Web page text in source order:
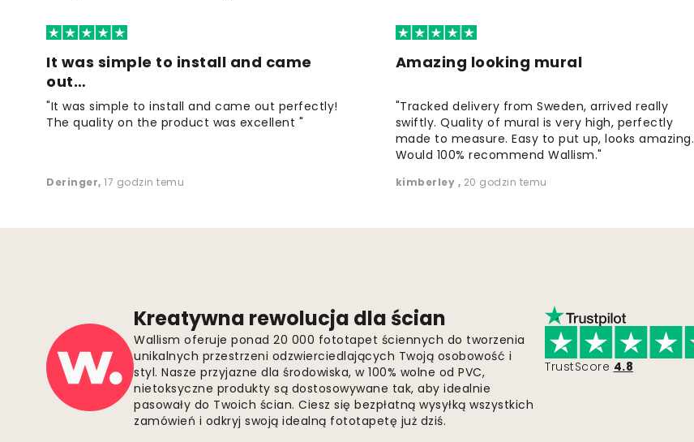
It was simple to install and came
out…
"It was simple to install and came out perfectly!
The quality on the product was excellent "
Deringer, 17 godzin temu
Amazing looking mural
"Tracked delivery from Sweden, arrived really
swiftly. Quality of mural is very high, perfectly
made to measure. Easy to put up, looks amazing.
Would 100% recommend Wallism."
kimberley , 20 godzin temu
Kreatywna rewolucja dla ścian
Wallism oferuje ponad 20 000 fototapet ściennych do tworzenia
unikalnych przestrzeni odzwierciedlających Twoją osobowość i
styl. Nasze przyjazne dla środowiska, w 100% wolne od PVC,
nietoksyczne produkty są dostosowywane tak, aby idealnie
pasowały do Twoich ścian. Ciesz się bezpłatną wysyłką wszystkich
zamówień i odkryj swoją idealną fototapetę już dziś.
TrustScore 4.8